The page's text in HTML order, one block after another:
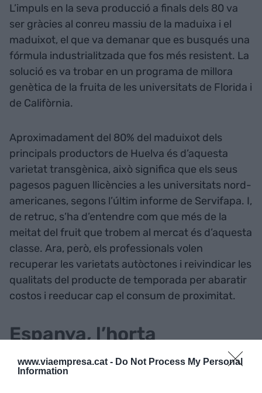
www.viaempresa.cat - Do Not Process My Personal
Information
L’impuls en la seva producció a finals dels 80 va
ser gràcies al conreu massiu de la maduixa i el
maduixot, el que va demanar que es busqués una
fórmula industrialitzada que fos més resistent. La
solució es va trobar en un programa de millora
genètica de la fruita de les universitats de Florida i
de Califòrnia.
Aproximadament del 80% del maduixot dels
principals productors de Huelva és d’aquesta
varietat transgènica, això significa que els seus
pagesos paguen llicències a les universitats nord-
americanes, segons l’últim informe de Servifapa. I,
de retruc, s’ha d’entendre com que més de la
meitat del fruit que trobem al mercat és d’aquesta
classe. Ara, però, els professionals volen
recuperar les varietats autòctones i reivindicar les
qualitats del producte de temporada per abaratir
costos i reeducar cap el consum de proximitat.
Espanya, l’horta
maduixera mundial